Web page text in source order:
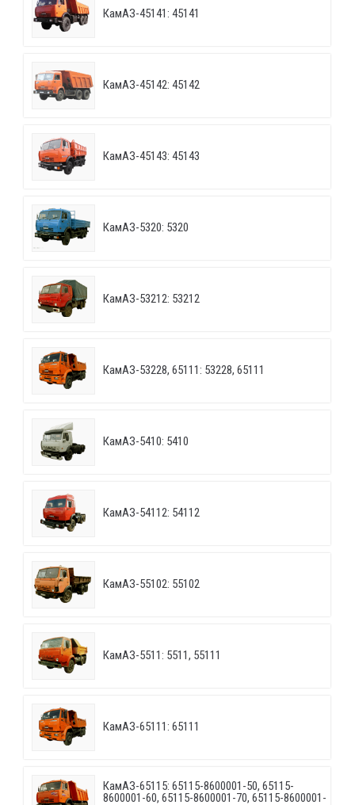
КамАЗ-45141: 45141
КамАЗ-45142: 45142
КамАЗ-45143: 45143
КамАЗ-5320: 5320
КамАЗ-53212: 53212
КамАЗ-53228, 65111: 53228, 65111
КамАЗ-5410: 5410
КамАЗ-54112: 54112
КамАЗ-55102: 55102
КамАЗ-5511: 5511, 55111
КамАЗ-65111: 65111
КамАЗ-65115: 65115-8600001-50, 65115-
8600001-60, 65115-8600001-70, 65115-8600001-